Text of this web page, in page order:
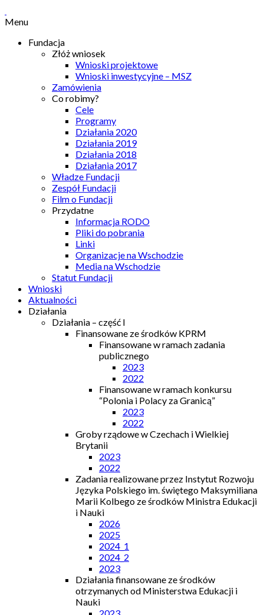
Menu
Fundacja
Złóż wniosek
Wnioski projektowe
Wnioski inwestycyjne – MSZ
Zamówienia
Co robimy?
Cele
Programy
Działania 2020
Działania 2019
Działania 2018
Działania 2017
Władze Fundacji
Zespół Fundacji
Film o Fundacji
Przydatne
Informacja RODO
Pliki do pobrania
Linki
Organizacje na Wschodzie
Media na Wschodzie
Statut Fundacji
Wnioski
Aktualności
Działania
Działania – część I
Finansowane ze środków KPRM
Finansowane w ramach zadania
publicznego
2023
2022
Finansowane w ramach konkursu
“Polonia i Polacy za Granicą”
2023
2022
Groby rządowe w Czechach i Wielkiej
Brytanii
2023
2022
Zadania realizowane przez Instytut Rozwoju
Języka Polskiego im. świętego Maksymiliana
Marii Kolbego ze środków Ministra Edukacji
i Nauki
2026
2025
2024_1
2024_2
2023
Działania finansowane ze środków
otrzymanych od Ministerstwa Edukacji i
Nauki